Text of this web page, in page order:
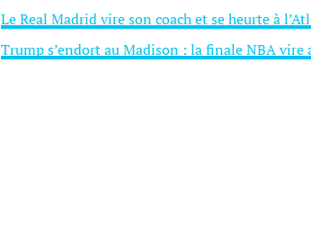
Le Real Madrid vire son coach et se heurte à
Trump s’endort au Madison : la finale NBA vire